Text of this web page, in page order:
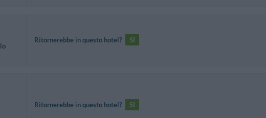
Ritornerebbe in questo hotel? SI
Ritornerebbe in questo hotel? SI